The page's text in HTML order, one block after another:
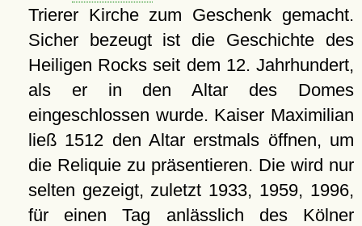
Trierer Kirche zum Geschenk gemacht.
Sicher bezeugt ist die Geschichte des
Heiligen Rocks seit dem 12. Jahrhundert,
als er in den Altar des Domes
eingeschlossen wurde. Kaiser Maximilian
ließ 1512 den Altar erstmals öffnen, um
die Reliquie zu präsentieren. Die wird nur
selten gezeigt, zuletzt 1933, 1959, 1996,
für einen Tag anlässlich des Kölner